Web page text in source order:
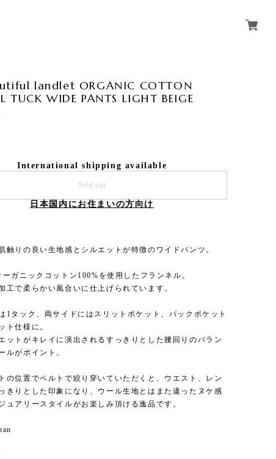
landlet ORGANIC COTTON
TUCK WIDE PANTS LIGHT BEIGE
International shipping available
Sold out
日本国内にお住まいの方向け
触りの良い生地感とシルエットが特徴のワイドパンツ。
ガニックコットン100%を使用したフランネル。
工で柔らかい風合いに仕上げられています。
1タック、両サイドにはスリットポケット、バックポケット
ト仕様に。
ットがキレイに演出されるすっきりとした腰回りのバラン
ルがポイント。
の位置でベルトで絞り穿いていただくと、ウエスト、レン
きりとした印象になり、ウール生地とはまた違ったヌケ感
ュアリースタイルがお楽しみ頂ける逸品です。